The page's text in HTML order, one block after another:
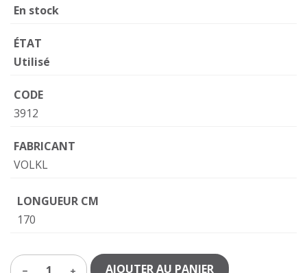
En stock
ÉTAT
Utilisé
CODE
3912
FABRICANT
VOLKL
LONGUEUR CM
170
AJOUTER AU PANIER